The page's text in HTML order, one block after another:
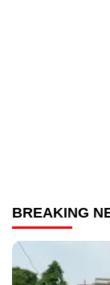
BREAKING